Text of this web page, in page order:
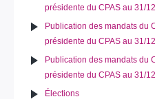
présidente du CPAS au 31/
Publication des mandats du
présidente du CPAS au 31/
Publication des mandats du
présidente du CPAS au 31/
Élections